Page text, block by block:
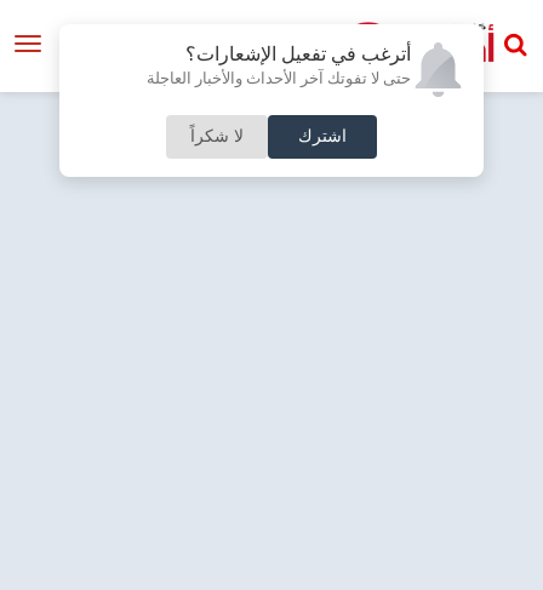
أترغب في تفعيل الإشعارات؟
حتى لا تفوتك آخر الأحداث والأخبار العاجلة
اشترك لا شكراً